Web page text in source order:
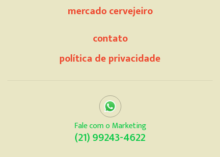
mercado cervejeiro
contato
política de privacidade
Fale com o Marketing
(21) 99243-4622